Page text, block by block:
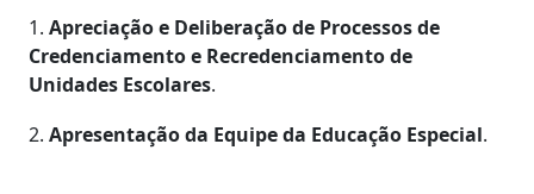
1. Apreciação e Deliberação de Processos de
Credenciamento e Recredenciamento de
Unidades Escolares.
2. Apresentação da Equipe da Educação Especial.